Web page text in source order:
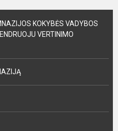
KOKYBĖS VADYBOS
VERTINIMO